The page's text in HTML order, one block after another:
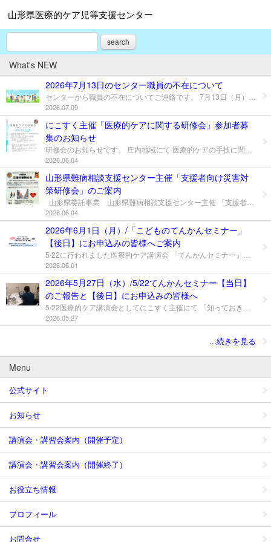
山形県医療的ケア児等支援センター
search
What's NEW
2026年7月13日のセンター職員の不在について
2026.07.09
にこすく主催「医療的ケアに関する研修会」参加者募
集のお知らせ
2026.06.04
山形県難病相談支援センター主催「支援者向け災害対
策研修会」のご案内
2026.06.04
2026年6月1日（月）/「こどものてんかんセミナー」
【後日】にお申込みの皆様へご案内
2026.06.01
2026年5月27日（水）/5/22てんかんセミナー【当日】
のご報告と【後日】にお申込みの皆様へ
2026.05.27
...続きを見る
Menu
公式サイト
お知らせ
講演会・講習会案内（開催予定）
講演会・講習会案内（開催終了）
お役立ち情報
プロフィール
お問合せ